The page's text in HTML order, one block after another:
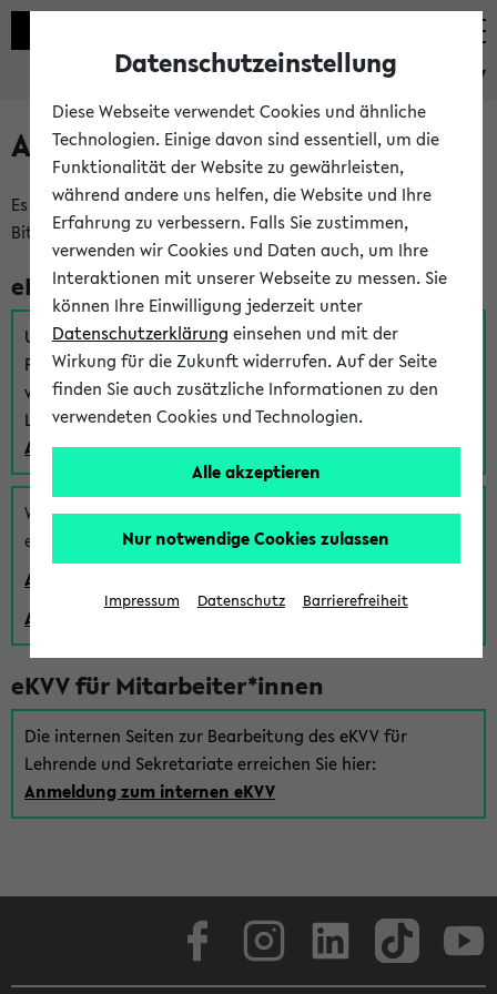
eKVV
Anmeldung am eKVV
Es gibt mehrere Möglichkeiten zur Anmeldung am eKVV.
Bitte wählen Sie die für Sie richtige aus:
eKVV für Studierende
Um sich einen Stundenplan zu erstellen und alle weiteren
Funktionen des eKVVs für Studierende zu nutzen,
verwenden Sie diesen Link zur Anmeldung über Ihr Uni
Login:
Anmeldung zum eKVV der Studierenden
Wenn Sie (noch) kein Uni Login haben, können Sie das
eKVV auch über einen Gastzugang verwenden:
Anmeldung über einen vorhandenen Gastzugang
Anlegen eines neuen Gastzugangs
eKVV für Mitarbeiter*innen
Die internen Seiten zur Bearbeitung des eKVV für
Lehrende und Sekretariate erreichen Sie hier:
Anmeldung zum internen eKVV
Datenschutzeinstellung
Diese Webseite verwendet Cookies und ähnliche
Technologien. Einige davon sind essentiell, um die
Funktionalität der Website zu gewährleisten,
während andere uns helfen, die Website und Ihre
Erfahrung zu verbessern. Falls Sie zustimmen,
verwenden wir Cookies und Daten auch, um Ihre
Interaktionen mit unserer Webseite zu messen. Sie
können Ihre Einwilligung jederzeit unter
Datenschutzerklärung einsehen und mit der
Wirkung für die Zukunft widerrufen. Auf der Seite
finden Sie auch zusätzliche Informationen zu den
verwendeten Cookies und Technologien.
Alle akzeptieren
Nur notwendige Cookies zulassen
Impressum Datenschutz Barrierefreiheit